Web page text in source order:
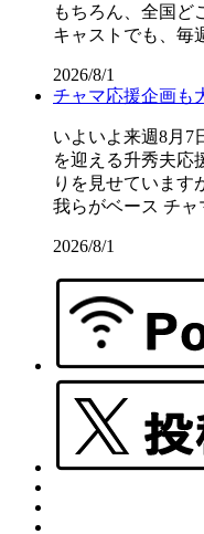
もちろん、全国ど
キャストでも、
2026/8/1
チャマ応援企画も
いよいよ来週8月7
を迎える升秀夫応
りを見せています
我らがベース チ
2026/8/1